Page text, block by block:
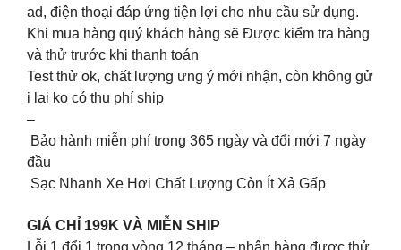
ad, điện thoại đáp ứng tiện lợi cho nhu cầu sử dụng.
Khi mua hàng quý khách hàng sẽ Được kiểm tra hàng
và thử trước khi thanh toán
Test thử ok, chất lượng ưng ý mới nhận, còn không gử
i lại ko có thu phí ship
–
Bảo hành miễn phí trong 365 ngày và đổi mới 7 ngày
đầu
Sạc Nhanh Xe Hơi Chất Lượng Còn Ít Xả Gấp
GIÁ CHỈ 199K VÀ MIỄN SHIP
Lỗi 1 đổi 1 trong vòng 12 tháng – nhận hàng được thử